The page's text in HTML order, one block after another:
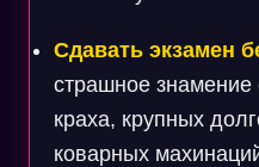
Сдавать экзамен
страшное знамение
краха, крупных
коварных